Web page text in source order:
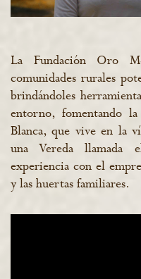
La Fundación Oro
comunidades rurales
brindándoles
entorno, fomentando
Blanca, que vive en la
una Vereda llamada
experiencia con el
y las huertas familiares.